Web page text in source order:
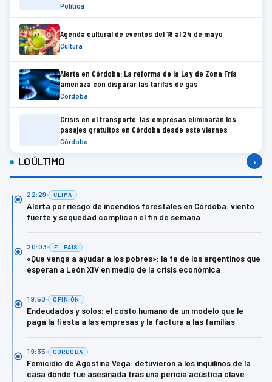
Política
Agenda cultural de eventos del 18 al 24 de mayo
Cultura
Alerta en Córdoba: La reforma de la Ley de Zona Fría
amenaza con disparar las tarifas de gas
Córdoba
Crisis en el transporte: las empresas eliminarán los
pasajes gratuitos en Córdoba desde este viernes
Córdoba
LO ÚLTIMO ›
22:29 CLIMA
Alerta por riesgo de incendios forestales en Córdoba: viento
fuerte y sequedad complican el fin de semana
20:03 EL PAÍS
«Que venga a ayudar a los pobres»: la fe de los argentinos que
esperan a León XIV en medio de la crisis económica
19:50 OPINIÓN
Endeudados y solos: el costo humano de un modelo que le
paga la fiesta a las empresas y la factura a las familias
19:35 CÓRDOBA
Femicidio de Agostina Vega: detuvieron a los inquilinos de la
casa donde fue asesinada tras una pericia acústica clave